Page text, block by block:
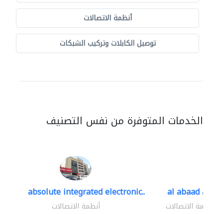
أنظمة الاتصالات
توصيل الكابلات وتركيب الشبكات
الخدمات المتوفرة من نفس التصنيف
absolute integrated electronic..
أنظمة الاتصالات
al abaad al..
أنظمة الاتصالات